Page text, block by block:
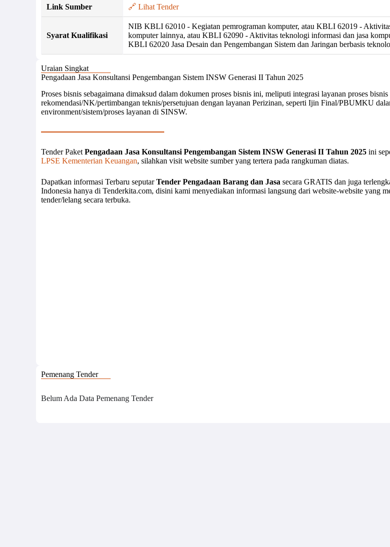
Link Sumber 🔗 Lihat Tender
Syarat Kualifikasi
NIB KBLI 62010 - Kegiatan pemrograman komputer, atau KBLI 62019 -
komputer lainnya, atau KBLI 62090 - Aktivitas teknologi informasi dan jasa
KBLI 62020 Jasa Desain dan Pengembangan Sistem dan Jaringan berbasis
Uraian Singkat
Pengadaan Jasa Konsultansi Pengembangan Sistem INSW Generasi II Tahun 2025
Proses bisnis sebagaimana dimaksud dalam dokumen proses bisnis ini, meliputi integrasi layanan proses bisnis
rekomendasi/NK/pertimbangan teknis/persetujuan dengan layanan Perizinan, seperti Ijin Final/PBUMKU
environment/sistem/proses layanan di SINSW.
Tender Paket Pengadaan Jasa Konsultansi Pengembangan Sistem INSW Generasi II Tahun 2025 ini
LPSE Kementerian Keuangan, silahkan visit website sumber yang tertera pada rangkuman diatas.
Dapatkan informasi Terbaru seputarTender Pengadaan Barang dan Jasa secara GRATIS dan juga
Indonesia hanya di Tenderkita.com, disini kami menyediakan informasi langsung dari website-website yang
tender/lelang secara terbuka.
Pemenang Tender
Belum Ada Data Pemenang Tender